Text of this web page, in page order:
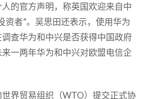
的官方声明，称英国欢迎来自中
资者”。吴思田还表示，使用华为
查华为和中兴是否获得中国政府
一两年华为和中兴对欧盟电信企
界贸易组织（WTO）提交正式协